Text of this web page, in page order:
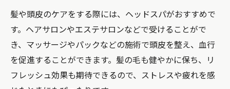
髪や頭皮のケアをする際には、ヘッドスパがおすすめで
す。ヘアサロンやエステサロンなどで受けることがで
き、マッサージやパックなどの施術で頭皮を整え、血行
を促進することができます。髪の毛も健やかに保ち、リ
フレッシュ効果も期待できるので、ストレスや疲れを感